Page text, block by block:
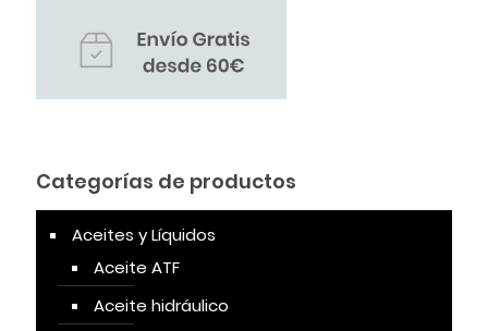
Categorías de productos
Aceites y Líquidos
Aceite ATF
Aceite hidráulico